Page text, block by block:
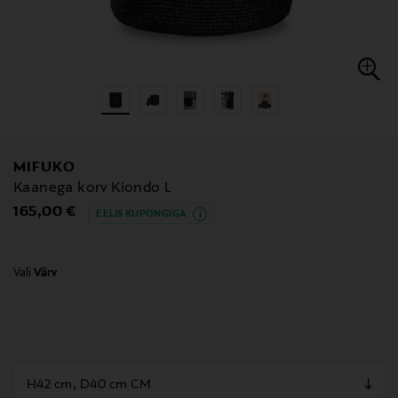
MIFUKO
Kaanega korv Kiondo L
Original Price
165,00 € EELIS KUPONGIGA
Vali Värv